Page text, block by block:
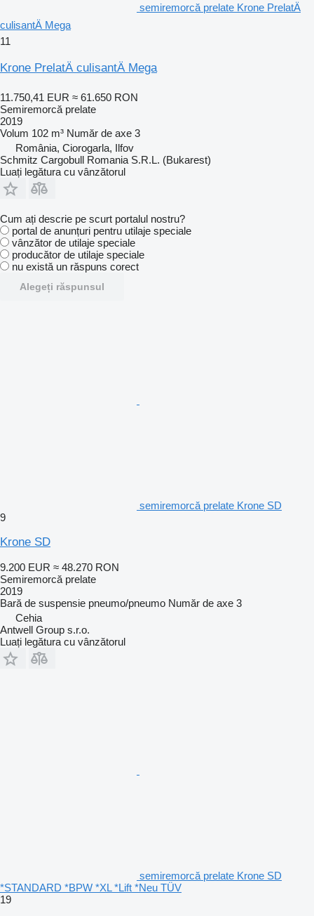
semiremorcă prelate Krone PrelatÄ
culisantÄ Mega
11
Krone PrelatÄ culisantÄ Mega
11.750,41 EUR ≈ 61.650 RON
Semiremorcă prelate
2019
Volum 102 m³ Număr de axe 3
România, Ciorogarla, Ilfov
Schmitz Cargobull Romania S.R.L. (Bukarest)
Luați legătura cu vânzătorul
Cum ați descrie pe scurt portalul nostru?
portal de anunțuri pentru utilaje speciale
vânzător de utilaje speciale
producător de utilaje speciale
nu există un răspuns corect
Alegeți răspunsul
semiremorcă prelate Krone SD
9
Krone SD
9.200 EUR ≈ 48.270 RON
Semiremorcă prelate
2019
Bară de suspensie pneumo/pneumo Număr de axe 3
Cehia
Antwell Group s.r.o.
Luați legătura cu vânzătorul
semiremorcă prelate Krone SD
*STANDARD *BPW *XL *Lift *Neu TÜV
19